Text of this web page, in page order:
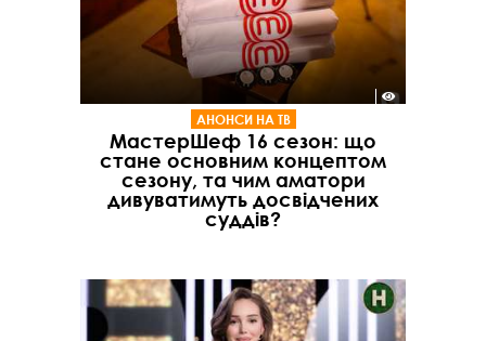
АНОНСИ НА ТВ
МастерШеф 16 сезон: що
стане основним концептом
сезону, та чим аматори
дивуватимуть досвідчених
суддів?